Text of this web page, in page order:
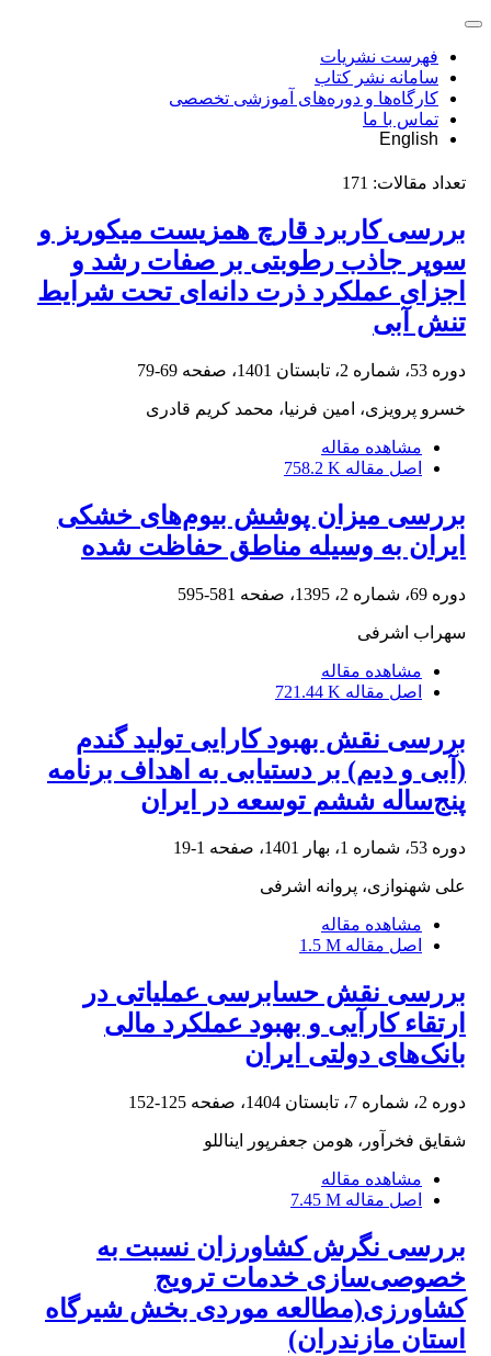
فهرست نشریات
سامانه نشر کتاب
کارگاه‌ها و دوره‌های آموزشی تخصصی
تماس با ما
English
تعداد مقالات: 171
بررسی کاربرد قارچ همزیست میکوریز و
سوپر جاذب رطوبتی بر صفات رشد و
اجزای عملکرد ذرت دانه‌ای تحت شرایط
تنش آبی
دوره 53، شماره 2، تابستان 1401، صفحه 69-79
خسرو پرویزی، امین فرنیا، محمد کریم قادری
مشاهده مقاله
اصل مقاله 758.2 K
بررسی میزان پوشش بیوم‌های خشکی
ایران به وسیله مناطق حفاظت شده
دوره 69، شماره 2، 1395، صفحه 581-595
سهراب اشرفی
مشاهده مقاله
اصل مقاله 721.44 K
بررسی نقش بهبود کارایی تولید گندم
(آبی و دیم) بر دستیابی به اهداف برنامه
پنج‌ساله ششم توسعه در ایران
دوره 53، شماره 1، بهار 1401، صفحه 1-19
علی شهنوازی، پروانه اشرفی
مشاهده مقاله
اصل مقاله 1.5 M
بررسی نقش حسابرسی عملیاتی در
ارتقاء کارآیی و بهبود عملکرد مالی
بانک‌های دولتی ایران
دوره 2، شماره 7، تابستان 1404، صفحه 125-152
شقایق فخرآور، هومن جعفرپور ایناللو
مشاهده مقاله
اصل مقاله 7.45 M
بررسی نگرش کشاورزان نسبت به
خصوصی‌سازی خدمات ترویج
کشاورزی(مطالعه موردی بخش شیرگاه
استان مازندران)